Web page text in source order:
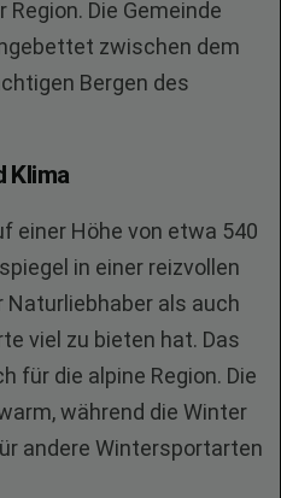
Die Gemeinde
zwischen dem
Bergen des
Klima
einer Höhe von etwa 540
in einer reizvollen
Naturliebhaber als auch
viel zu bieten hat. Das
für die alpine Region. Die
während die Winter
andere Wintersportarten